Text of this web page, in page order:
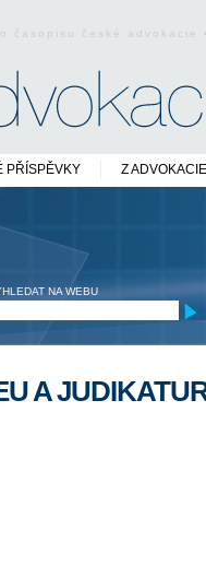
časopisu české
PŘÍSPĚVKY Z ADVOKACIE
NA WEBU
A